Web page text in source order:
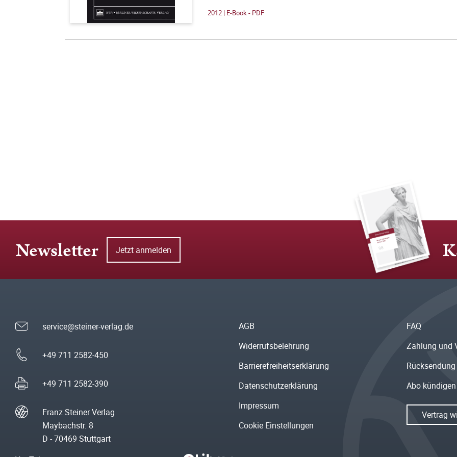
2012 | E-Book - PDF
Newsletter Jetzt anmelden
service@steiner-verlag.de
+49 711 2582-450
+49 711 2582-390
Franz Steiner Verlag
Maybachstr. 8
D - 70469 Stuttgart
AGB
Widerrufsbelehrung
Barrierefreiheitserklärung
Datenschutzerklärung
Impressum
Cookie Einstellungen
FAQ
Zahlung und
Rücksendung
Abo kündigen
Vertrag